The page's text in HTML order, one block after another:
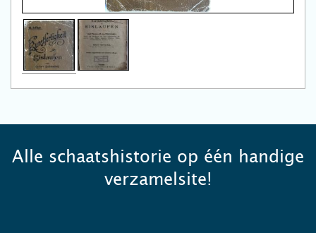
Alle schaatshistorie op één handige
verzamelsite!